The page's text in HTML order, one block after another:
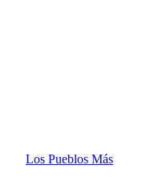
Los Pueblos Más